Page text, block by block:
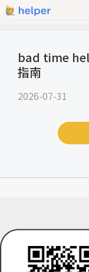
bad time
指南
2026-07-31